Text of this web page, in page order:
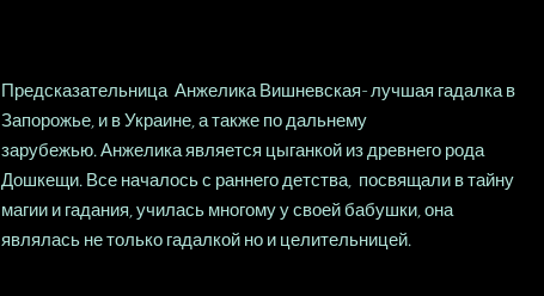
Предсказательница Анжелика Вишневская- лучшая гадалка в
Запорожье, и в Украине, а также по дальнему
зарубежью. Анжелика является цыганкой из древнего рода
Дошкещи. Все началось с раннего детства, посвящали в тайну
магии и гадания, училась многому у своей бабушки, она
являлась не только гадалкой но и целительницей.